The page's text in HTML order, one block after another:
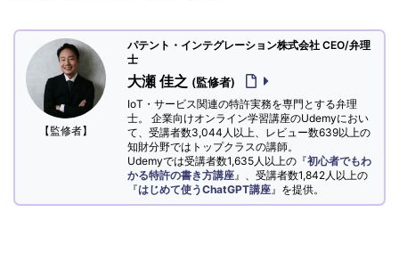
【監修者】
パテント・インテグレーション株式会社 CEO/弁理
士
大瀬 佳之 (監修者)
IoT・サービス関連の特許実務を専門とする弁理
士。 企業向けオンライン学習講座のUdemyにおい
て、受講者数3,044人以上、レビュー数639以上の
知財分野ではトップクラスの講師。
Udemyでは受講者数1,635人以上の『初心者でもわ
かる特許の書き方講座 』、受講者数1,842人以上の
『はじめて使うChatGPT講座 』を提供。